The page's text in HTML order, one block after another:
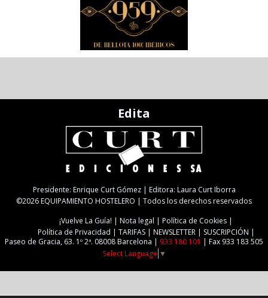
Edita
Presidente: Enrique Curt Gómez | Editora: Laura Curt Iborra
©2026 EQUIPAMIENTO HOSTELERO | Todos los derechos reservados
¡Vuelve La Guía!
Nota legal
Política de Cookies
Política de Privacidad
TARIFAS NEWSLETTER
SUSCRIPCIÓN
Paseo de Gracia, 63. 1º 2ª. 08008 Barcelona | 933 180 101 | Fax 933 183 505
Select Language ▼